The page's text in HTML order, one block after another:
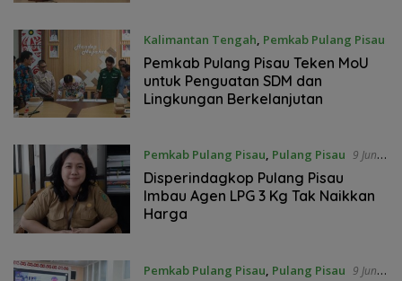
Kalimantan Tengah, Pemkab Pulang Pisau
11 Juni 2026
Pemkab Pulang Pisau Teken MoU
untuk Penguatan SDM dan
Lingkungan Berkelanjutan
Pemkab Pulang Pisau, Pulang Pisau 9 Juni
2026
Disperindagkop Pulang Pisau
Imbau Agen LPG 3 Kg Tak Naikkan
Harga
Pemkab Pulang Pisau, Pulang Pisau 9 Juni